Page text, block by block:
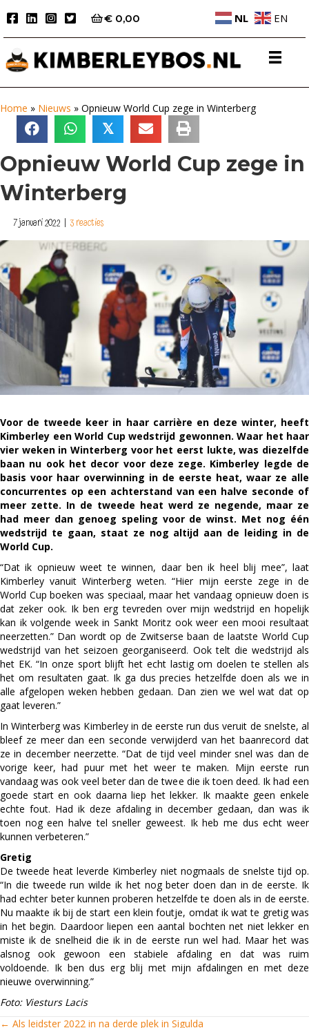
€ 0,00 NL EN
Home » Nieuws » Opnieuw World Cup zege in Winterberg
𝕏
Opnieuw World Cup zege in
Winterberg
7 januari 2022 | 3 reacties
Voor de tweede keer in haar carrière en deze winter, heeft
Kimberley een World Cup wedstrijd gewonnen. Waar het haar
vier weken in Winterberg voor het eerst lukte, was diezelfde
baan nu ook het decor voor deze zege. Kimberley legde de
basis voor haar overwinning in de eerste heat, waar ze alle
concurrentes op een achterstand van een halve seconde of
meer zette. In de tweede heat werd ze negende, maar ze
had meer dan genoeg speling voor de winst. Met nog één
wedstrijd te gaan, staat ze nog altijd aan de leiding in de
World Cup.
“Dat ik opnieuw weet te winnen, daar ben ik heel blij mee”, laat
Kimberley vanuit Winterberg weten. “Hier mijn eerste zege in de
World Cup boeken was speciaal, maar het vandaag opnieuw doen is
dat zeker ook. Ik ben erg tevreden over mijn wedstrijd en hopelijk
kan ik volgende week in Sankt Moritz ook weer een mooi resultaat
neerzetten.” Dan wordt op de Zwitserse baan de laatste World Cup
wedstrijd van het seizoen georganiseerd. Ook telt die wedstrijd als
het EK. “In onze sport blijft het echt lastig om doelen te stellen als
het om resultaten gaat. Ik ga dus precies hetzelfde doen als we in
alle afgelopen weken hebben gedaan. Dan zien we wel wat dat op
gaat leveren.”
In Winterberg was Kimberley in de eerste run dus veruit de snelste, al
bleef ze meer dan een seconde verwijderd van het baanrecord dat
ze in december neerzette. “Dat de tijd veel minder snel was dan de
vorige keer, had puur met het weer te maken. Mijn eerste run
vandaag was ook veel beter dan de twee die ik toen deed. Ik had een
goede start en ook daarna liep het lekker. Ik maakte geen enkele
echte fout. Had ik deze afdaling in december gedaan, dan was ik
toen nog een halve tel sneller geweest. Ik heb me dus echt weer
kunnen verbeteren.”
Gretig
De tweede heat leverde Kimberley niet nogmaals de snelste tijd op.
“In die tweede run wilde ik het nog beter doen dan in de eerste. Ik
had echter beter kunnen proberen hetzelfde te doen als in de eerste.
Nu maakte ik bij de start een klein foutje, omdat ik wat te gretig was
in het begin. Daardoor liepen een aantal bochten net niet lekker en
miste ik de snelheid die ik in de eerste run wel had. Maar het was
alsnog ook gewoon een stabiele afdaling en dat was ruim
voldoende. Ik ben dus erg blij met mijn afdalingen en met deze
nieuwe overwinning.”
Foto: Viesturs Lacis
← Als leidster 2022 in na derde plek in Sigulda